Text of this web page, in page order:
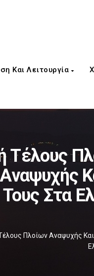
Και Λειτουργία
Τέλους
Στα
Πλοίων Αναψυχής